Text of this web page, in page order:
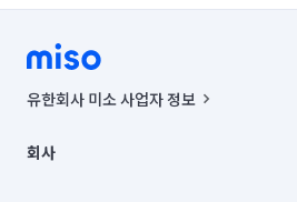
유한회사 미소 사업자 정보
00019 |
회사